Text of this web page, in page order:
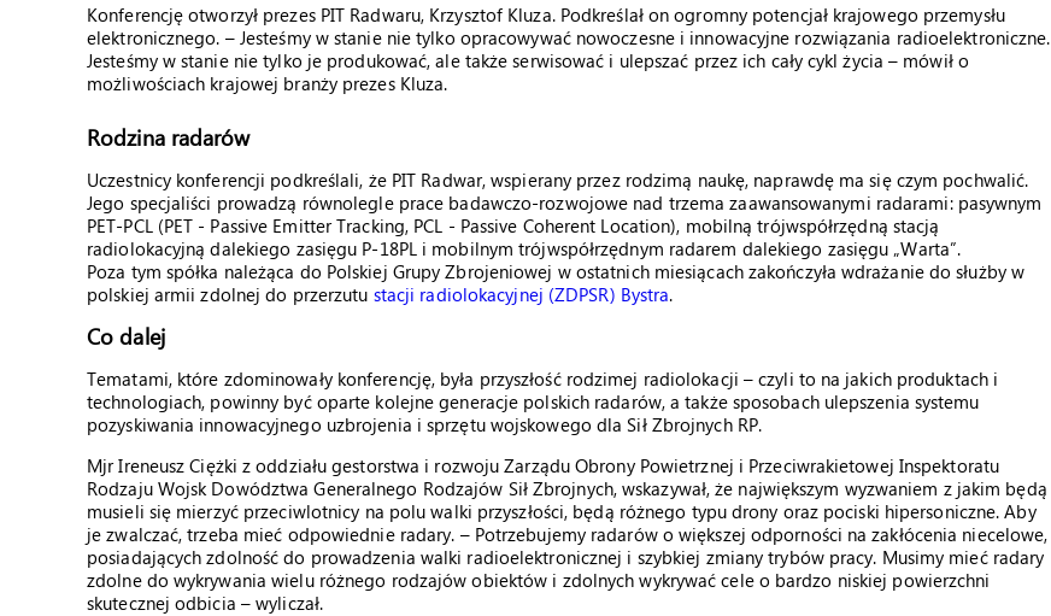
Konferencję otworzył prezes PIT Radwaru, Krzysztof Kluza. Podkreślał on ogromny potencjał krajowego przemysłu
elektronicznego. – Jesteśmy w stanie nie tylko opracowywać nowoczesne i innowacyjne rozwiązania radioelektroniczne.
Jesteśmy w stanie nie tylko je produkować, ale także serwisować i ulepszać przez ich cały cykl życia – mówił o
możliwościach krajowej branży prezes Kluza.
Rodzina radarów
Uczestnicy konferencji podkreślali, że PIT Radwar, wspierany przez rodzimą naukę, naprawdę ma się czym pochwalić.
Jego specjaliści prowadzą równolegle prace badawczo-rozwojowe nad trzema zaawansowanymi radarami: pasywnym
PET-PCL (PET - Passive Emitter Tracking, PCL - Passive Coherent Location), mobilną trójwspółrzędną stacją
radiolokacyjną dalekiego zasięgu P-18PL i mobilnym trójwspółrzędnym radarem dalekiego zasięgu „Warta”.
Poza tym spółka należąca do Polskiej Grupy Zbrojeniowej w ostatnich miesiącach zakończyła wdrażanie do służby w
polskiej armii zdolnej do przerzutu stacji radiolokacyjnej (ZDPSR) Bystra.
Co dalej
Tematami, które zdominowały konferencję, była przyszłość rodzimej radiolokacji – czyli to na jakich produktach i
technologiach, powinny być oparte kolejne generacje polskich radarów, a także sposobach ulepszenia systemu
pozyskiwania innowacyjnego uzbrojenia i sprzętu wojskowego dla Sił Zbrojnych RP.
Mjr Ireneusz Ciężki z oddziału gestorstwa i rozwoju Zarządu Obrony Powietrznej i Przeciwrakietowej Inspektoratu
Rodzaju Wojsk Dowództwa Generalnego Rodzajów Sił Zbrojnych, wskazywał, że największym wyzwaniem z jakim będą
musieli się mierzyć przeciwlotnicy na polu walki przyszłości, będą różnego typu drony oraz pociski hipersoniczne. Aby
je zwalczać, trzeba mieć odpowiednie radary. – Potrzebujemy radarów o większej odporności na zakłócenia niecelowe,
posiadających zdolność do prowadzenia walki radioelektronicznej i szybkiej zmiany trybów pracy. Musimy mieć radary
zdolne do wykrywania wielu różnego rodzajów obiektów i zdolnych wykrywać cele o bardzo niskiej powierzchni
skutecznej odbicia – wyliczał.